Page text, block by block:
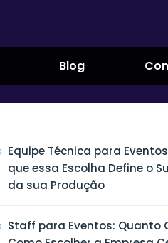
Blog
Equipe Técnica para
que essa Escolha Define o
da sua Produção
Staff para Eventos: Quanto